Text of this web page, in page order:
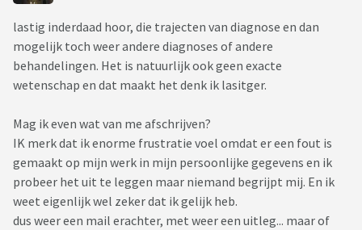
lastig inderdaad hoor, die trajecten van diagnose en dan
mogelijk toch weer andere diagnoses of andere
behandelingen. Het is natuurlijk ook geen exacte
wetenschap en dat maakt het denk ik lasitger.
Mag ik even wat van me afschrijven?
IK merk dat ik enorme frustratie voel omdat er een fout is
gemaakt op mijn werk in mijn persoonlijke gegevens en ik
probeer het uit te leggen maar niemand begrijpt mij. En ik
weet eigenlijk wel zeker dat ik gelijk heb.
dus weer een mail erachter, met weer een uitleg... maar of